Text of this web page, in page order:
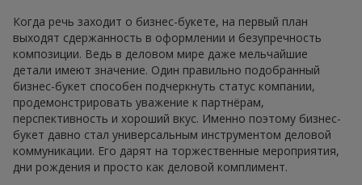
Когда речь заходит о бизнес-букете, на первый план
выходят сдержанность в оформлении и безупречность
композиции. Ведь в деловом мире даже мельчайшие
детали имеют значение. Один правильно подобранный
бизнес-букет способен подчеркнуть статус компании,
продемонстрировать уважение к партнёрам,
перспективность и хороший вкус. Именно поэтому бизнес-
букет давно стал универсальным инструментом деловой
коммуникации. Его дарят на торжественные мероприятия,
дни рождения и просто как деловой комплимент.